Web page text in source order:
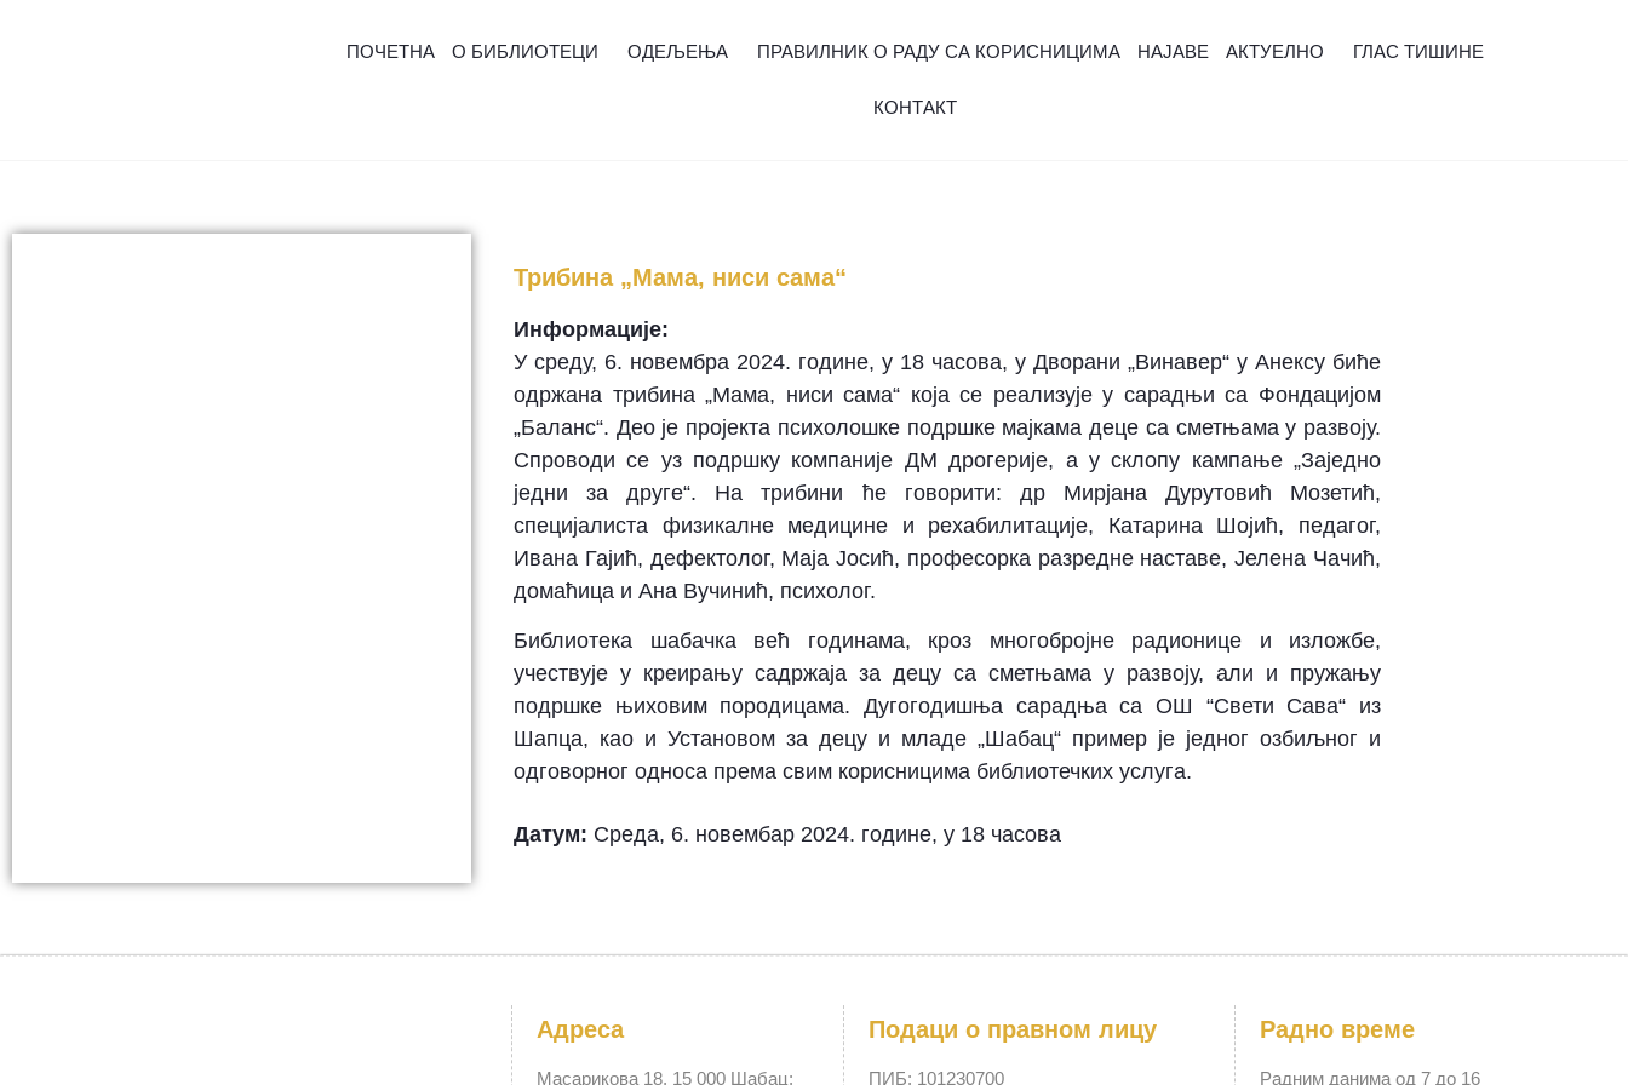
ПОЧЕТНА О БИБЛИОТЕЦИ ОДЕЉЕЊА ПРАВИЛНИК О РАДУ СА КОРИСНИЦИМА НАЈАВЕ АКТУЕЛНО ГЛАС ТИШИНЕ
КОНТАКТ
Трибина „Мама, ниси сама“
Информације:
У среду, 6. новембра 2024. године, у 18 часова, у Дворани „Винавер“ у Анексу биће
одржана трибина „Мама, ниси сама“ која се реализује у сарадњи са Фондацијом
„Баланс“. Део је пројекта психолошке подршке мајкама деце са сметњама у развоју.
Спроводи се уз подршку компаније ДМ дрогерије, а у склопу кампање „Заједно
једни за друге“. На трибини ће говорити: др Мирјана Дурутовић Мозетић,
специјалиста физикалне медицине и рехабилитације, Катарина Шојић, педагог,
Ивана Гајић, дефектолог, Маја Јосић, професорка разредне наставе, Јелена Чачић,
домаћица и Ана Вучинић, психолог.
Библиотека шабачка већ годинама, кроз многобројне радионице и изложбе,
учествује у креирању садржаја за децу са сметњама у развоју, али и пружању
подршке њиховим породицама. Дугогодишња сарадња са ОШ “Свети Сава“ из
Шапца, као и Установом за децу и младе „Шабац“ пример је једног озбиљног и
одговорног односа према свим корисницима библиотечких услуга.
Датум: Среда, 6. новембар 2024. године, у 18 часова
Адреса
Масарикова 18, 15 000 Шабац;
Подаци о правном лицу
ПИБ: 101230700
Радно време
Радним данима од 7 до 16